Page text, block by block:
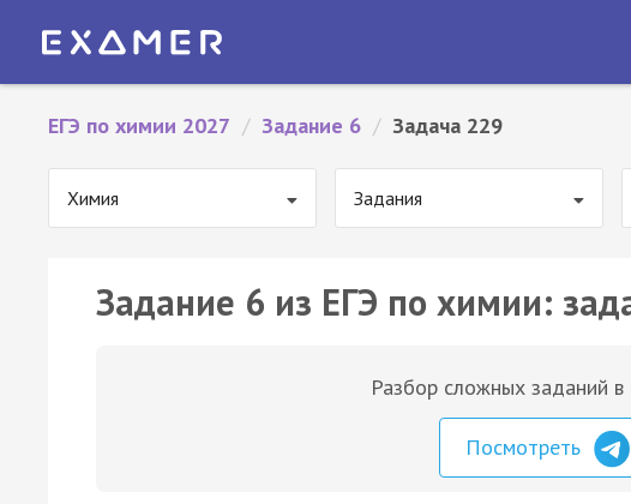
ЕГЭ по химии 2027 / Задание 6 / Задача 229
Химия Задания
Задание 6 из ЕГЭ по химии:
Разбор сложных заданий в
Посмотреть